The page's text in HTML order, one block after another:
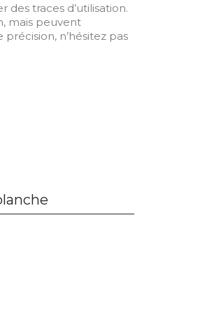
traces d’utilisation.
mais peuvent
n’hésitez pas